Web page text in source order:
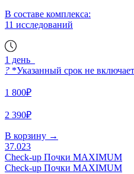
В составе комплекса:
11 исследований
1 день
? *Указанный срок не
1 800₽
2 390₽
В корзину →
37.023
Check-up Почки MAXIMUM
Check-up Почки MAXIMUM